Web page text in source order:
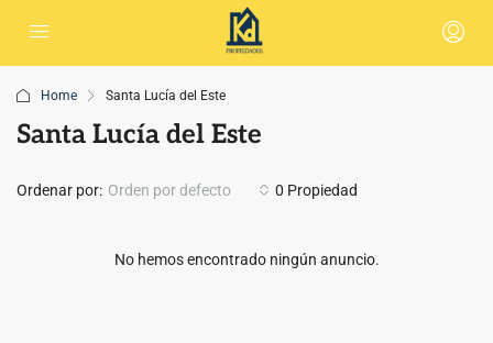
Home Santa Lucía del Este
Santa Lucía del Este
0 Propiedad
Ordenar por: Orden por defecto
No hemos encontrado ningún anuncio.